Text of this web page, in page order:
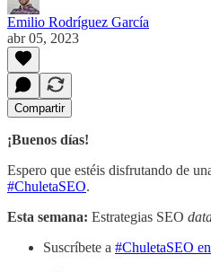
Emilio Rodríguez García
abr 05, 2023
Compartir
¡Buenos días!
Espero que estéis disfrutando de
#ChuletaSEO.
Esta semana: Estrategias SEO
Suscríbete a #ChuletaSEO